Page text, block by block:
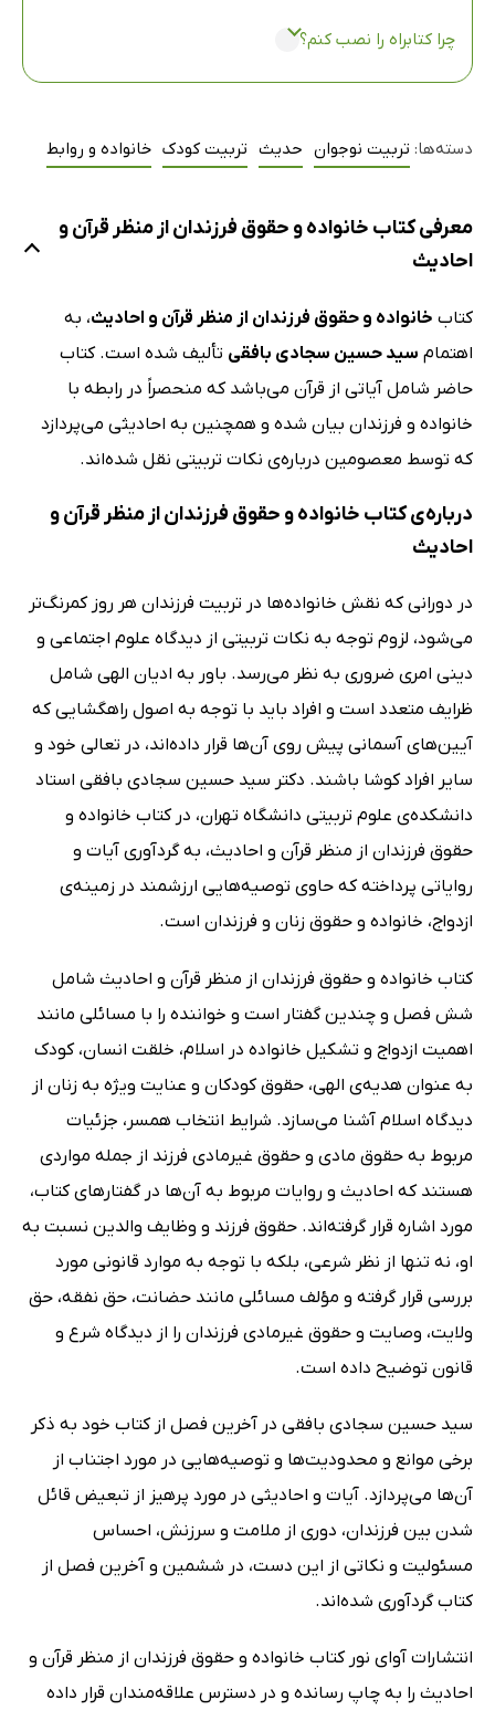
چرا کتابراه را نصب کنم؟
دسته‌ها: تربیت نوجوان حدیث تربیت کودک خانواده و روابط
معرفی کتاب خانواده و حقوق فرزندان از منظر قرآن و
احادیث
کتاب خانواده و حقوق فرزندان از منظر قرآن و احادیث، به
اهتمام سید حسین سجادی بافقی تألیف شده است. کتاب
حاضر شامل آیاتی از قرآن می‌باشد که منحصراً در رابطه با
خانواده و فرزندان بیان شده و همچنین به احادیثی می‌پردازد
که توسط معصومین درباره‌ی نکات تربیتی نقل شده‌اند.
درباره‌ی کتاب خانواده و حقوق فرزندان از منظر قرآن و
احادیث
در دورانی که نقش خانواده‌ها در تربیت فرزندان هر روز کمرنگ‌تر
می‌شود، لزوم توجه به نکات تربیتی از دیدگاه علوم اجتماعی و
دینی امری ضروری به نظر می‌رسد. باور به ادیان الهی شامل
ظرایف متعدد ا‌ست و افراد باید با توجه به اصول راهگشایی که
آیین‌های آسمانی پیش روی آن‌ها قرار داده‌اند، در تعالی خود و
سایر افراد کوشا باشند. دکتر سید حسین سجادی بافقی استاد
دانشکده‌ی علوم تربیتی دانشگاه تهران، در کتاب خانواده و
حقوق فرزندان از منظر قرآن و احادیث، به گردآوری آیات و
روایاتی پرداخته که حاوی توصیه‌هایی ارزشمند در زمینه‌ی
ازدواج، خانواده و حقوق زنان و فرزندان است.
کتاب خانواده و حقوق فرزندان از منظر قرآن و احادیث شامل
شش فصل و چندین گفتار است و خواننده را با مسائلی مانند
اهمیت ازدواج و تشکیل خانواده در اسلام، خلقت انسان، کودک
به عنوان هدیه‌ی الهی، حقوق کودکان و عنایت ویژه به زنان از
دیدگاه اسلام آشنا می‌سازد. شرایط انتخاب همسر، جزئیات
مربوط به حقوق مادی و حقوق غیرمادی فرزند از جمله مواردی
هستند که احادیث و روایات مربوط به آن‌ها در گفتارهای کتاب،
مورد اشاره قرار گرفته‌اند. حقوق فرزند و وظایف والدین نسبت به
او، نه تنها از نظر شرعی، بلکه با توجه به موارد قانونی مورد
بررسی قرار گرفته و مؤلف مسائلی مانند حضانت، حق نفقه، حق
ولایت، وصایت و حقوق غیرمادی فرزندان را از دیدگاه شرع و
قانون توضیح داده است.
سید حسین سجادی بافقی در آخرین فصل از کتاب خود به ذکر
برخی موانع و محدودیت‌ها و توصیه‌هایی در مورد اجتناب از
آن‌ها می‌پردازد. آیات و احادیثی در مورد پرهیز از تبعیض قائل
شدن بین فرزندان، دوری از ملامت و سرزنش، احساس
مسئولیت و نکاتی از این دست، در ششمین و آخرین فصل از
کتاب گردآوری شده‌اند.
انتشارات آوای نور کتاب خانواده و حقوق فرزندان از منظر قرآن و
احادیث را به چاپ رسانده و در دسترس علاقه‌مندان قرار داده